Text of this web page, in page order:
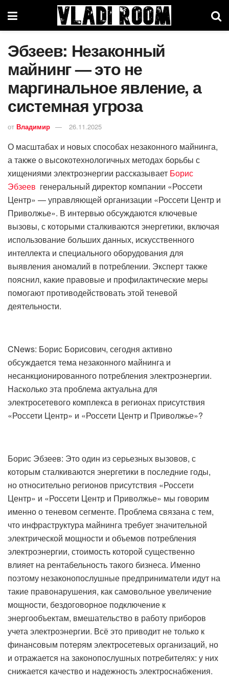
Эбзеев: Незаконный
майнинг — это не
маргинальное явление, а
системная угроза
от Владимир 26.11.2025
О масштабах и новых способах незаконного майнинга,
а также о высокотехнологичных методах борьбы с
хищениями электроэнергии рассказывает Борис
Эбзеев генеральный директор компании «Россети
Центр» — управляющей организации «Россети Центр и
Приволжье». В интервью обсуждаются ключевые
вызовы, с которыми сталкиваются энергетики, включая
использование больших данных, искусственного
интеллекта и специального оборудования для
выявления аномалий в потреблении. Эксперт также
пояснил, какие правовые и профилактические меры
помогают противодействовать этой теневой
деятельности.
CNews: Борис Борисович, сегодня активно
обсуждается тема незаконного майнинга и
несанкционированного потребления электроэнергии.
Насколько эта проблема актуальна для
электросетевого комплекса в регионах присутствия
«Россети Центр» и «Россети Центр и Приволжье»?
Борис Эбзеев: Это один из серьезных вызовов, с
которым сталкиваются энергетики в последние годы,
но относительно регионов присутствия «Россети
Центр» и «Россети Центр и Приволжье» мы говорим
именно о теневом сегменте. Проблема связана с тем,
что инфраструктура майнинга требует значительной
электрической мощности и объемов потребления
электроэнергии, стоимость которой существенно
влияет на рентабельность такого бизнеса. Именно
поэтому незаконопослушные предприниматели идут на
такие правонарушения, как самовольное увеличение
мощности, бездоговорное подключение к
энергообъектам, вмешательство в работу приборов
учета электроэнергии. Всё это приводит не только к
финансовым потерям электросетевых организаций, но
и отражается на законопослушных потребителях: у них
снижается качество и надежность электроснабжения.